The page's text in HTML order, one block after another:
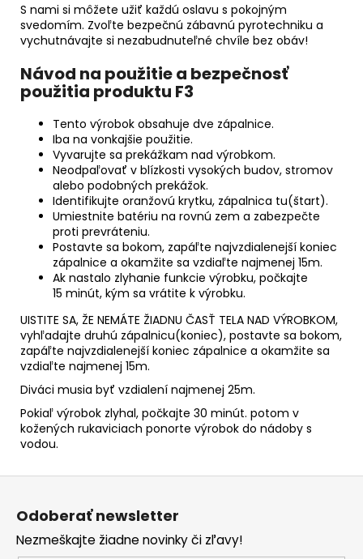
S nami si môžete užiť každú oslavu s pokojným
svedomím. Zvoľte bezpečnú zábavnú pyrotechniku a
vychutnávajte si nezabudnuteľné chvíle bez obáv!
Návod na použitie a bezpečnosť
použitia produktu F3
Tento výrobok obsahuje dve zápalnice.
Iba na vonkajšie použitie.
Vyvarujte sa prekážkam nad výrobkom.
Neodpaľovať v blízkosti vysokých budov, stromov
alebo podobných prekážok.
Identifikujte oranžovú krytku, zápalnica tu(štart).
Umiestnite batériu na rovnú zem a zabezpečte
proti prevráteniu.
Postavte sa bokom, zapáľte najvzdialenejší koniec
zápalnice a okamžite sa vzdiaľte najmenej 15m.
Ak nastalo zlyhanie funkcie výrobku, počkajte
15 minút, kým sa vrátite k výrobku.
UISTITE SA, ŽE NEMÁTE ŽIADNU ČASŤ TELA NAD VÝROBKOM,
vyhľadajte druhú zápalnicu(koniec), postavte sa bokom,
zapáľte najvzdialenejší koniec zápalnice a okamžite sa
vzdiaľte najmenej 15m.
Diváci musia byť vzdialení najmenej 25m.
Pokiaľ výrobok zlyhal, počkajte 30 minút. potom v
kožených rukaviciach ponorte výrobok do nádoby s
vodou.
Z
Odoberať newsletter
Nezmeškajte žiadne novinky či zľavy!